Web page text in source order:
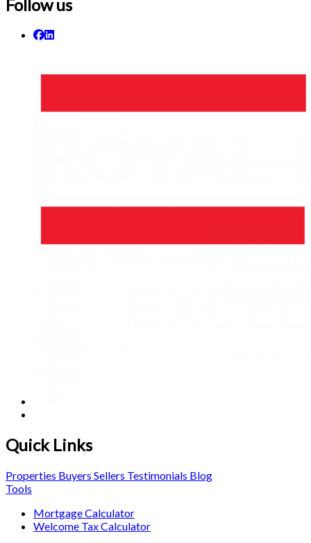
Follow us
Quick Links
Properties Buyers Sellers Testimonials Blog
Tools
Mortgage Calculator
Welcome Tax Calculator